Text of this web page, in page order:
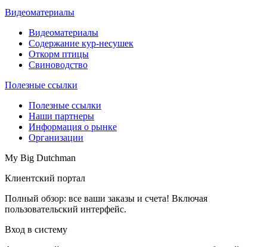
Видеоматериалы
Видеоматериалы
Содержание кур-несушек
Откорм птицы
Свиноводство
Полезные ссылки
Полезные ссылки
Наши партнеры
Информация о рынке
Организации
My Big Dutchman
Клиентский портал
Полный обзор: все ваши заказы и счета! Включая
пользовательский интерфейс.
Вход в систему